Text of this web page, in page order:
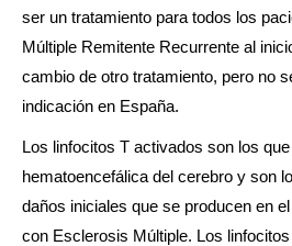
ser un tratamiento para todos los
Múltiple Remitente Recurrente al
cambio de otro tratamiento, pero no
indicación en España.
Los linfocitos T activados son los
hematoencefálica del cerebro y son
daños iniciales que se producen en
con Esclerosis Múltiple. Los